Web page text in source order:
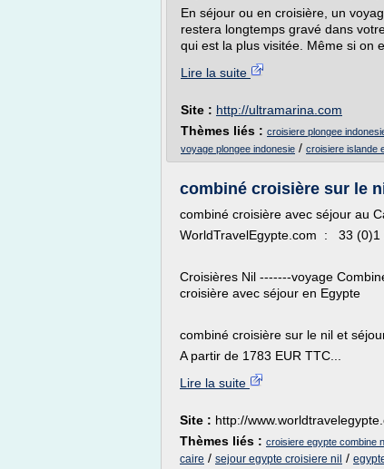
En séjour ou en croisière, un
restera longtemps gravé dans
qui est la plus visitée. Même si on
Lire la suite
Site : http://ultramarina.com
Thèmes liés : croisiere plongee
voyage plongee indonesie / croisiere islande
combiné croisière sur le
combiné croisière avec séjour au
WorldTravelEgypte.com : 33
Croisières Nil -------voyage
croisière avec séjour en Egypte
combiné croisière sur le nil et
A partir de 1783 EUR TTC...
Lire la suite
Site : http://
Thèmes liés : croisiere egypte combine
caire / sejour egypte croisiere nil /